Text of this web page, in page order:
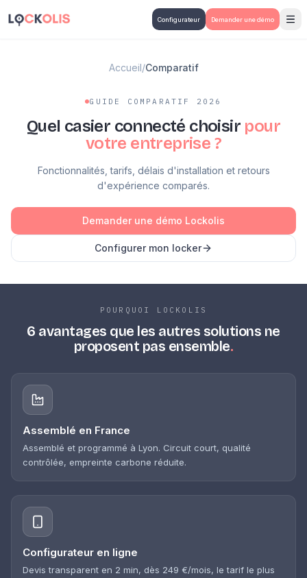
Configurateur Demander une démo
Accueil/Comparatif
GUIDE COMPARATIF 2026
Quel casier connecté choisir pour
votre entreprise ?
Fonctionnalités, tarifs, délais d'installation et retours
d'expérience comparés.
Demander une démo Lockolis
Configurer mon locker
POURQUOI LOCKOLIS
6 avantages que les autres solutions ne
proposent pas ensemble.
Assemblé en France
Assemblé et programmé à Lyon. Circuit court, qualité
contrôlée, empreinte carbone réduite.
Configurateur en ligne
Devis transparent en 2 min, dès 249 €/mois, le tarif le plus